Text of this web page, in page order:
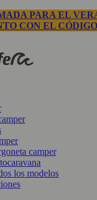
PARA EL
CON EL
camper
los modelos